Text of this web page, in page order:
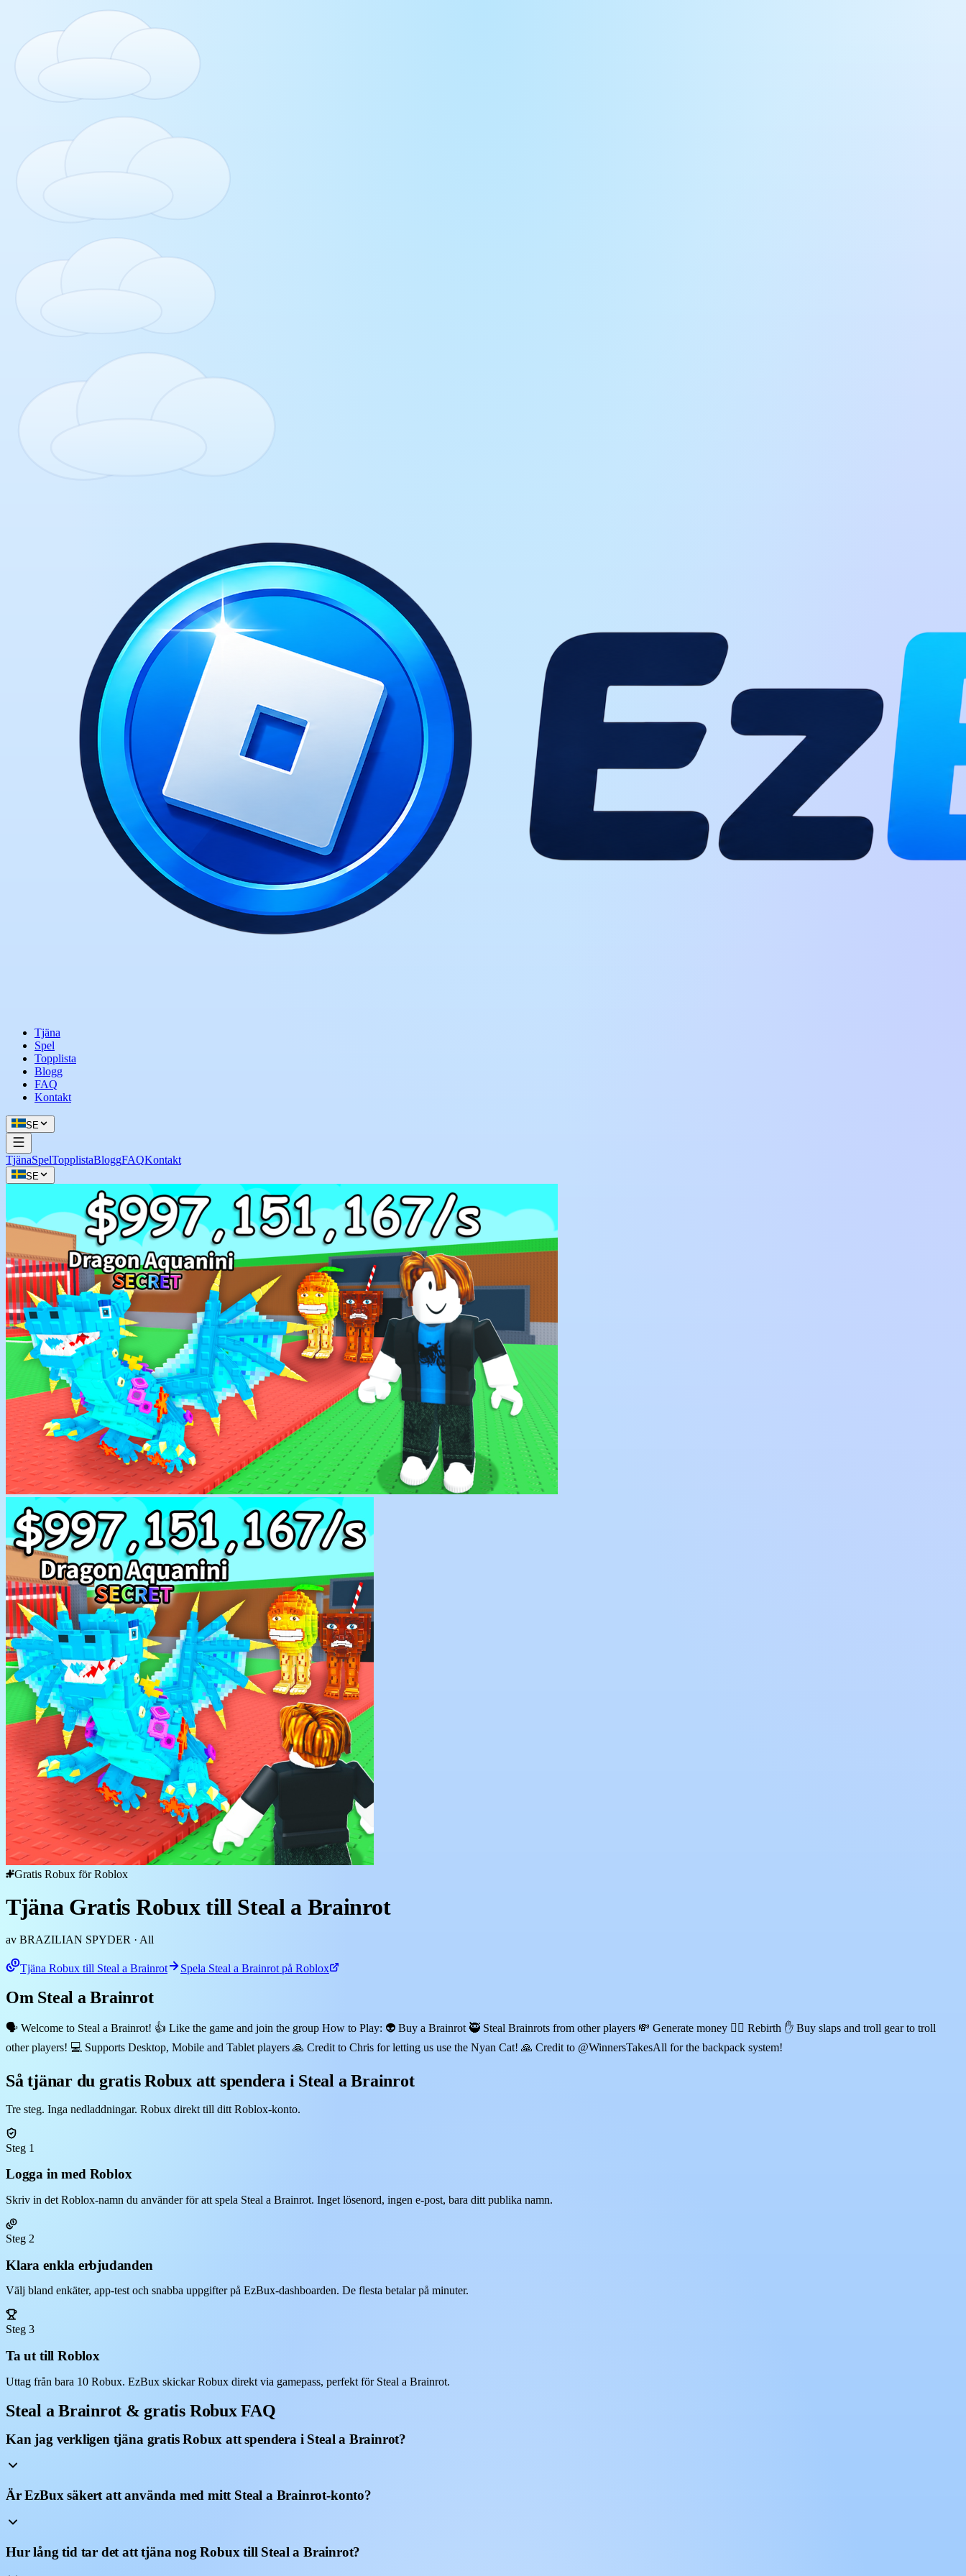
Tjäna
Spel
Topplista
Blogg
FAQ
Kontakt
SE
TjänaSpelTopplistaBloggFAQKontakt
SE
Gratis Robux för Roblox
Tjäna Gratis Robux till Steal a Brainrot
av BRAZILIAN SPYDER · All
Tjäna Robux till Steal a Brainrot Spela Steal a Brainrot på Roblox
Om Steal a Brainrot
🗣️ Welcome to Steal a Brainrot! 👍 Like the game and join the group How to Play: 👽 Buy a Brainrot 🥷 Steal Brainrots from other players 💸 Generate money 🐦‍🔥 Rebirth ✋ Buy slaps and troll gear to troll
other players! 💻 Supports Desktop, Mobile and Tablet players 🙏 Credit to Chris for letting us use the Nyan Cat! 🙏 Credit to @WinnersTakesAll for the backpack system!
Så tjänar du gratis Robux att spendera i Steal a Brainrot
Tre steg. Inga nedladdningar. Robux direkt till ditt Roblox-konto.
Steg 1
Logga in med Roblox
Skriv in det Roblox-namn du använder för att spela Steal a Brainrot. Inget lösenord, ingen e-post, bara ditt publika namn.
Steg 2
Klara enkla erbjudanden
Välj bland enkäter, app-test och snabba uppgifter på EzBux-dashboarden. De flesta betalar på minuter.
Steg 3
Ta ut till Roblox
Uttag från bara 10 Robux. EzBux skickar Robux direkt via gamepass, perfekt för Steal a Brainrot.
Steal a Brainrot & gratis Robux FAQ
Kan jag verkligen tjäna gratis Robux att spendera i Steal a Brainrot?
Är EzBux säkert att använda med mitt Steal a Brainrot-konto?
Hur lång tid tar det att tjäna nog Robux till Steal a Brainrot?